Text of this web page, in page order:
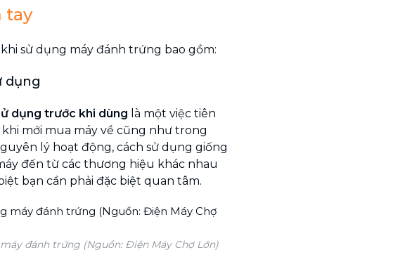
tay
sử dụng máy đánh trứng bao gồm:
dụng
dụng trước khi dùng là một việc tiên
mới mua máy về cũng như trong
lý hoạt động, cách sử dụng giống
đến từ các thương hiệu khác nhau
bạn cần phải đặc biệt quan tâm.
đánh trứng (Nguồn: Điện Máy Chợ Lớn)